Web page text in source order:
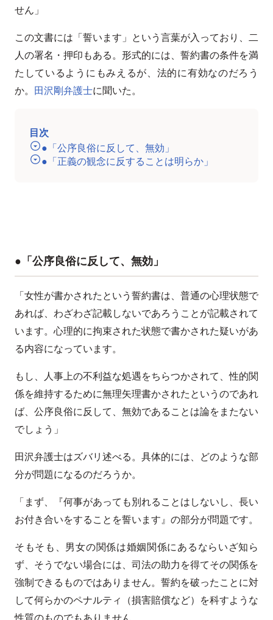
せん」
この文書には「誓います」という言葉が入っており、二
人の署名・押印もある。形式的には、誓約書の条件を満
たしているようにもみえるが、法的に有効なのだろう
か。 田沢剛弁護士に聞いた。
目次
●「公序良俗に反して、無効」
●「正義の観念に反することは明らか」
●「公序良俗に反して、無効」
「女性が書かされたという誓約書は、普通の心理状態で
あれば、わざわざ記載しないであろうことが記載されて
います。心理的に拘束された状態で書かされた疑いがあ
る内容になっています。
もし、人事上の不利益な処遇をちらつかされて、性的関
係を維持するために無理矢理書かされたというのであれ
ば、公序良俗に反して、無効であることは論をまたない
でしょう」
田沢弁護士はズバリ述べる。具体的には、どのような部
分が問題になるのだろうか。
「まず、『何事があっても別れることはしないし、長い
お付き合いをすることを誓います』の部分が問題です。
そもそも、男女の関係は婚姻関係にあるならいざ知ら
ず、そうでない場合には、司法の助力を得てその関係を
強制できるものではありません。誓約を破ったことに対
して何らかのペナルティ（損害賠償など）を科すような